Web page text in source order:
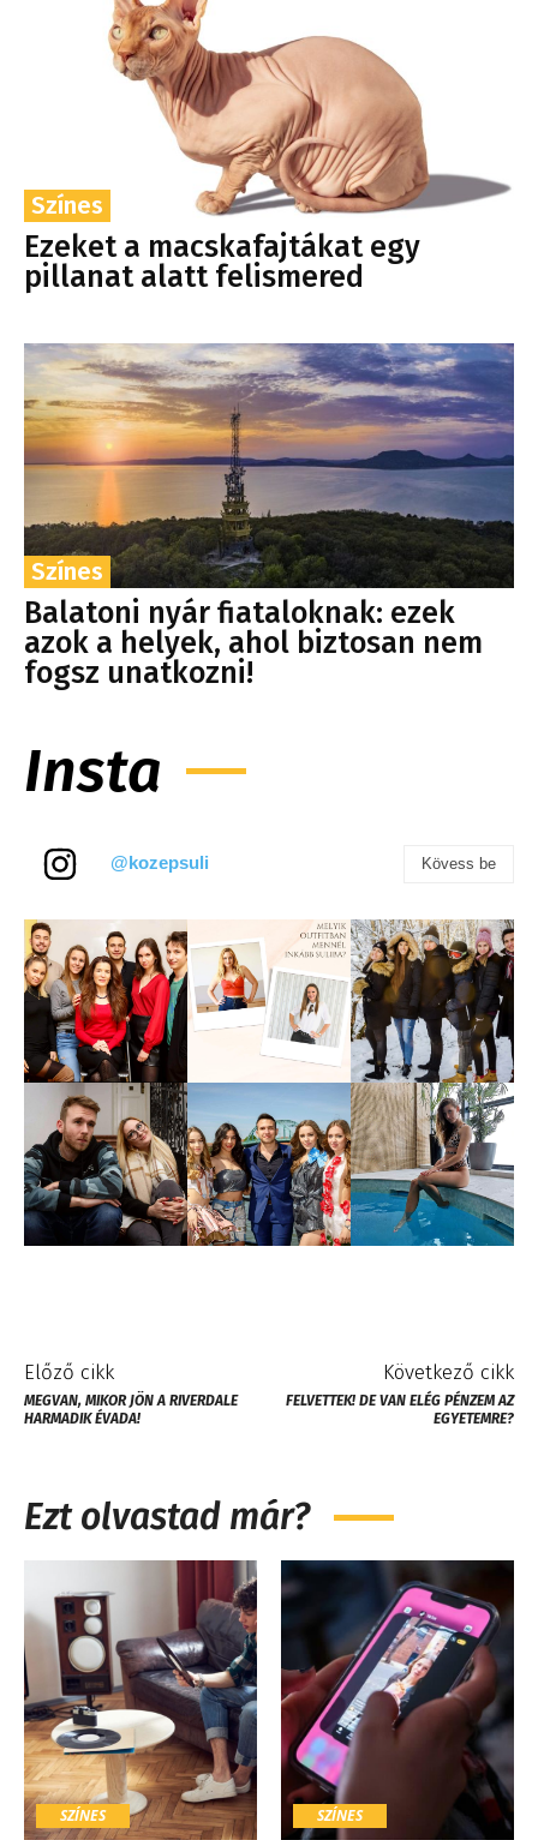
Színes
Ezeket a macskafajtákat egy
pillanat alatt felismered
Színes
Balatoni nyár fiataloknak: ezek
azok a helyek, ahol biztosan nem
fogsz unatkozni!
Insta
@kozepsuli Kövess be
Előző cikk
MEGVAN, MIKOR JÖN A RIVERDALE
HARMADIK ÉVADA!
Következő cikk
FELVETTEK! DE VAN ELÉG PÉNZEM AZ
EGYETEMRE?
Ezt olvastad már?
SZÍNES SZÍNES